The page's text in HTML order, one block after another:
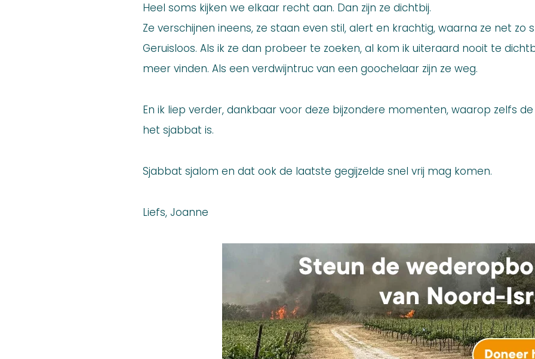
Heel soms kijken we elkaar recht aan. Dan zijn ze dichtbij.
Ze verschijnen ineens, ze staan even stil, alert en krachtig, waarna ze net zo
Geruisloos. Als ik ze dan probeer te zoeken, al kom ik uiteraard nooit te
meer vinden. Als een verdwijntruc van een goochelaar zijn ze weg.
En ik liep verder, dankbaar voor deze bijzondere momenten, waarop zelfs
het sjabbat is.
Sjabbat sjalom en dat ook de laatste gegijzelde snel vrij mag komen.
Liefs, Joanne